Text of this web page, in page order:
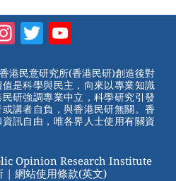
Instagram
Twitter
港民意研究所(香港民研)創造後對
是科學與民主，向來以專業知識
研強調專業中立，科學研究引發
講者自負，與香港民研無關。香
訊自由，唯各界人士使用有關資
Opinion Research Institute
| 網站使用條款(英文)